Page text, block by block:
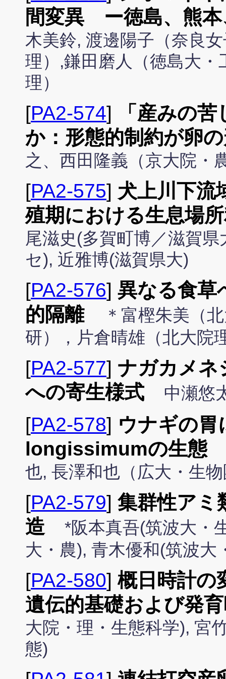
間変異 ー徳島、熊本
木美鈴, 渡邊陽子（奈良
理）,鎌田磨人（徳島大
理）
[PA2-574]
「産みの
か：形態的制約が卵
之、西田隆義（京大院・
[PA2-575] 犬上川下流
殖期における生息場
尾滋史(多賀町博／滋賀
セ), 近雅博(滋賀県大)
[PA2-576] 異なる食草
的隔離
＊富樫朱美（
研），片倉晴雄（北大院
[PA2-577] ナガカメネ
への寄生様式
中瀬悠
[PA2-578] ウナギの
longissimumの生態
也, 長澤和也（広大・生
[PA2-579] 集群性アミ
造
*阪本真吾(筑波大・
大・農), 青木優和(筑波大
[PA2-580] 概日時計の
遺伝的基礎および発
大院・理・生態科学), 宮
態)